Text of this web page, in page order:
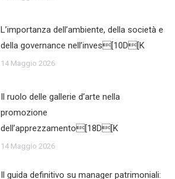
L’importanza dell’ambiente, della società e
della governance nell’inves[10D[K
14 Maggio 2026
Il ruolo delle gallerie d’arte nella
promozione
dell’apprezzamento[18D[K
14 Maggio 2026
Il guida definitivo su manager patrimoniali: